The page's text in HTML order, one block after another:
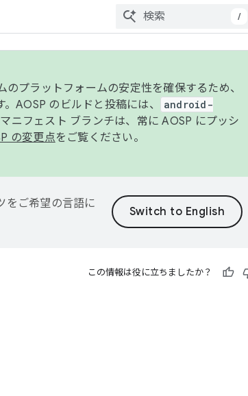
/
プラットフォームの安定性を確保するため、
AOSP のビルドと投稿には、
android-
マニフェスト ブランチは、常に AOSP にプッシ
の変更点をご覧ください。
をご希望の言語に
この情報は役に立ちましたか？